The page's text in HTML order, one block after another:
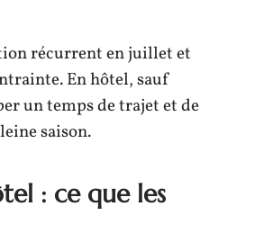
récurrent en juillet et
En hôtel, sauf
un temps de trajet et de
saison.
: ce que les